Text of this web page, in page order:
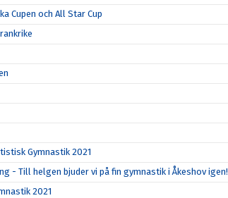
Cupen och All Star Cup
Gymnastik 2021
- Till helgen bjuder vi på fin gymnastik i Åkeshov igen!
2021